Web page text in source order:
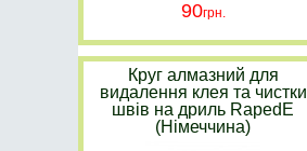
90
Круг алмазний для
видалення клея та чистки
швів на дриль RapedE
(Німеччина)